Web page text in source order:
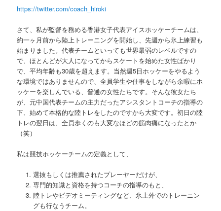
https://twitter.com/coach_hiroki
さて、私が監督を務める香港女子代表アイスホッケーチームは、
約一ヶ月前から陸上トレーニングを開始し、先週から氷上練習も
始まりました。代表チームといっても世界最弱のレベルですの
で、ほとんどが大人になってからスケートを始めた女性ばかり
で、平均年齢も30歳を超えます。当然週5日ホッケーをやるよう
な環境ではありませんので、全員学生や仕事をしながら余暇にホ
ッケーを楽しんでいる、普通の女性たちです。そんな彼女たち
が、元中国代表チームの主力だったアシスタントコーチの指導の
下、始めて本格的な陸トレをしたのですから大変です。初日の陸
トレの翌日は、全員歩くのも大変なほどの筋肉痛になったとか
（笑）
私は競技ホッケーチームの定義として、
選抜もしくは推薦されたプレーヤーだけが、
専門的知識と資格を持つコーチの指導のもと、
陸トレやビデオミーティングなど、氷上外でのトレーニン
グも行なうチーム。